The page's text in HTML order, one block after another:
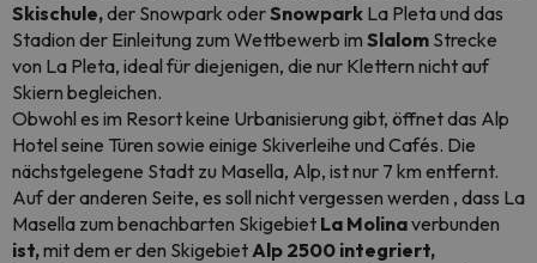
Skischule,der Snowpark oderSnowpark La Pleta und das
Stadion der Einleitung zum Wettbewerb im Slalom Strecke
von La Pleta, ideal für diejenigen, die nur Klettern nicht auf
Skiern begleichen.
Obwohl es im Resort keine Urbanisierung gibt, öffnet das Alp
Hotel seine Türen sowie einige Skiverleihe und Cafés. Die
nächstgelegene Stadt zu Masella, Alp, ist nur 7 km entfernt.
Auf der anderen Seite, es soll nicht vergessen werden , dass La
Masella zum benachbarten Skigebiet La Molinaverbunden
ist,mit dem er den SkigebietAlp 2500 integriert,